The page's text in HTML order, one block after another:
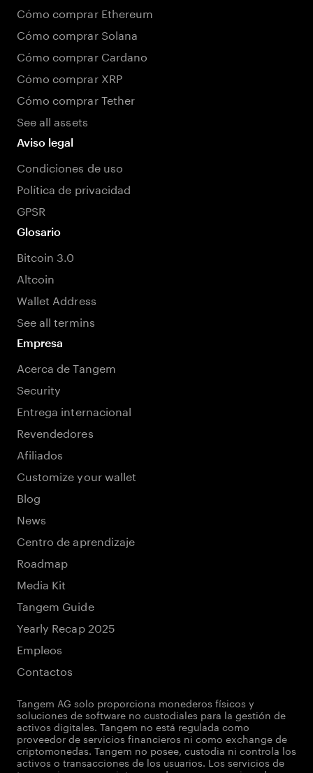
Cómo comprar Ethereum
Cómo comprar Solana
Cómo comprar Cardano
Cómo comprar XRP
Cómo comprar Tether
See all assets
Aviso legal
Condiciones de uso
Política de privacidad
GPSR
Glosario
Bitcoin 3.0
Altcoin
Wallet Address
See all termins
Empresa
Acerca de Tangem
Security
Entrega internacional
Revendedores
Afiliados
Customize your wallet
Blog
News
Centro de aprendizaje
Roadmap
Media Kit
Tangem Guide
Yearly Recap 2025
Empleos
Contactos
Tangem AG solo proporciona monederos físicos y
soluciones de software no custodiales para la gestión de
activos digitales. Tangem no está regulada como
proveedor de servicios financieros ni como exchange de
criptomonedas. Tangem no posee, custodia ni controla los
activos o transacciones de los usuarios. Los servicios de